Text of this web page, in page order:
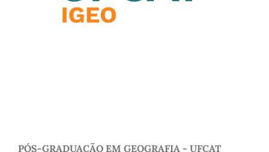
PÓS-GRADUAÇÃO EM GEOGRAFIA - UFCAT